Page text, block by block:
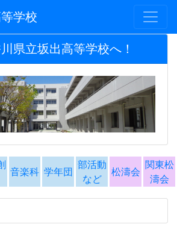
学校
県立坂出高等学校へ！
音楽科 学年団
部活動
など
松濤会
関東松
濤会